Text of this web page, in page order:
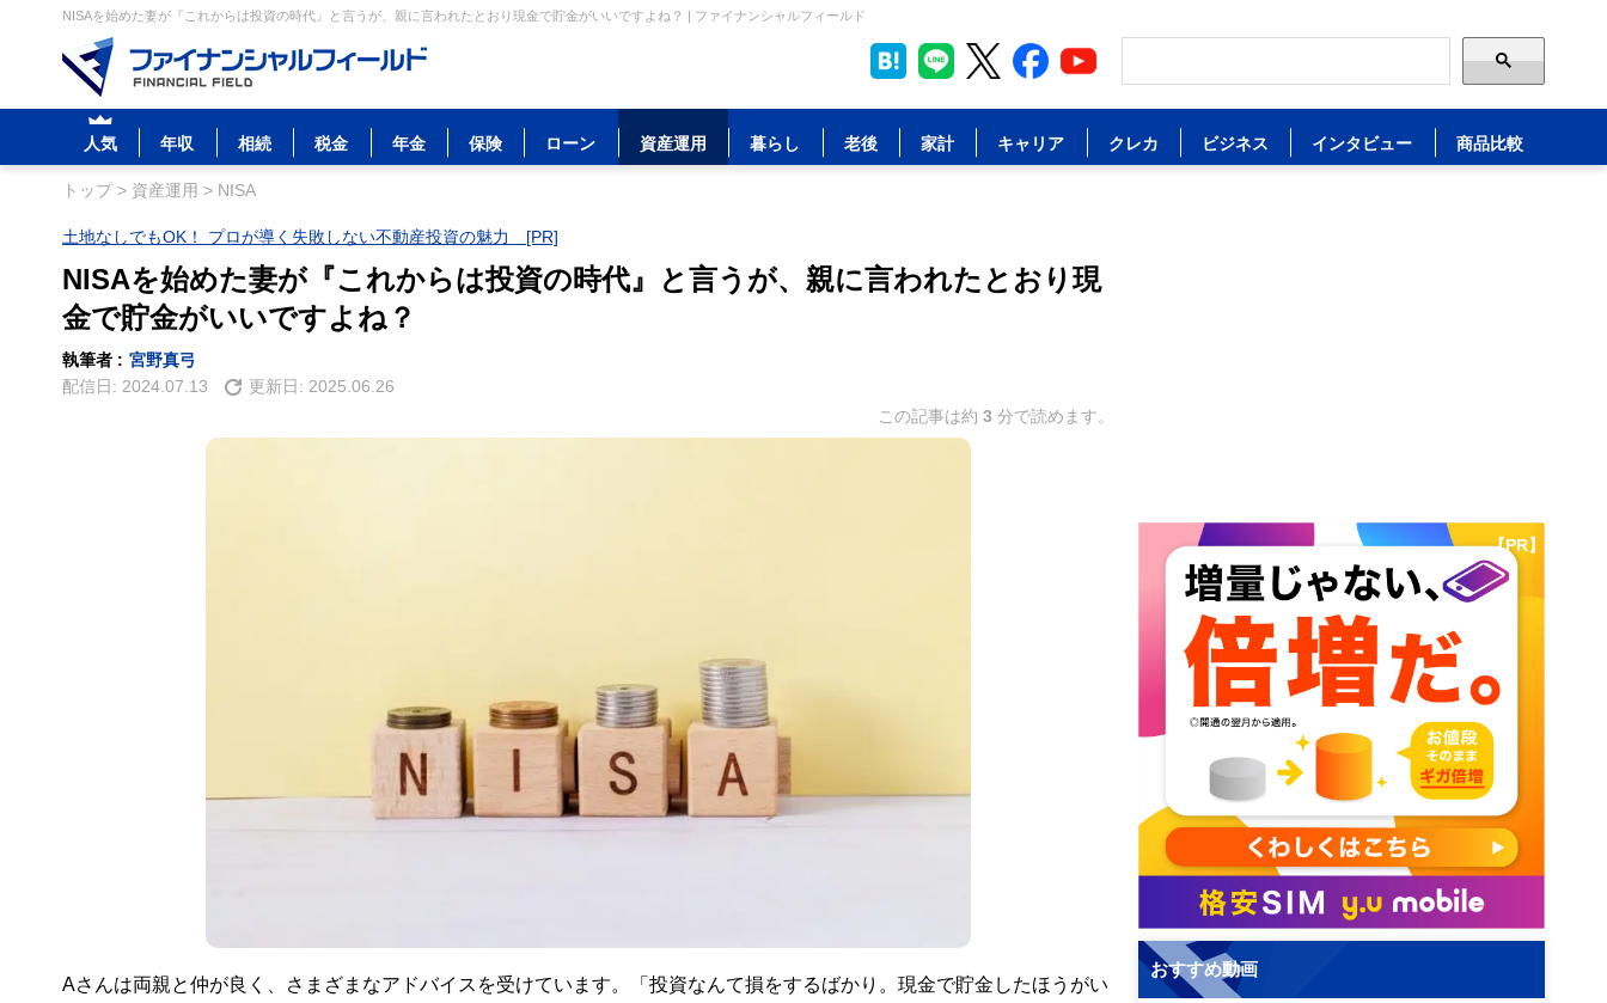
NISAを始めた妻が『これからは投資の時代』と言うが、親に言われたとおり現金で貯金がいいですよね？ | ファイナンシャルフィールド
人気 年収 相続 税金 年金 保険 ローン 資産運用 暮らし 老後 家計 キャリア クレカ ビジネス インタビュー 商品比較
トップ> 資産運用 > NISA
土地なしでもOK！ プロが導く失敗しない不動産投資の魅力 [PR]
NISAを始めた妻が『これからは投資の時代』と言うが、親に言われたとおり現
金で貯金がいいですよね？
執筆者 : 宮野真弓
配信日: 2024.07.13 更新日: 2025.06.26
この記事は約 3 分で読めます。
Aさんは両親と仲が良く、さまざまなアドバイスを受けています。「投資なんて損をするばかり。現金で貯金したほうがい
【PR】
おすすめ動画